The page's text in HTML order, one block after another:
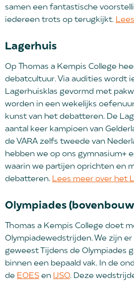
samen een fantastische
iedereen trots op terugkijkt.
Lagerhuis
Op Thomas a Kempis College
debatcultuur. Via audities wordt
Lagerhuisklas gevormd met
worden in een wekelijks
kunst van het debatteren. De
aantal keer kampioen van
de VARA zelfs tweede van
hebben we op ons gymnasium+
waarin we partijen oprichten en
debatteren. Lees meer over het
Olympiades
Thomas a Kempis College doet
Olympiadewedstrijden. We zijn er
geweest Tijdens de Olympiades
binnen een bepaald vak. In de
de EOES en IJSO. Deze